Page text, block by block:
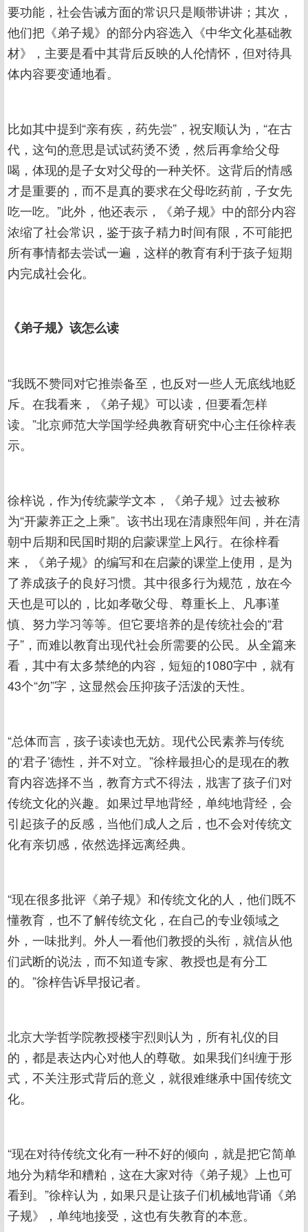
要功能，社会告诫方面的常识只是顺带讲讲；其次，
他们把《弟子规》的部分内容选入《中华文化基础教
材》，主要是看中其背后反映的人伦情怀，但对待具
体内容要变通地看。
比如其中提到“亲有疾，药先尝”，祝安顺认为，“在古
代，这句的意思是试试药烫不烫，然后再拿给父母
喝，体现的是子女对父母的一种关怀。这背后的情感
才是重要的，而不是真的要求在父母吃药前，子女先
吃一吃。”此外，他还表示，《弟子规》中的部分内容
浓缩了社会常识，鉴于孩子精力时间有限，不可能把
所有事情都去尝试一遍，这样的教育有利于孩子短期
内完成社会化。
《弟子规》该怎么读
“我既不赞同对它推崇备至，也反对一些人无底线地贬
斥。在我看来，《弟子规》可以读，但要看怎样
读。”北京师范大学国学经典教育研究中心主任徐梓表
示。
徐梓说，作为传统蒙学文本，《弟子规》过去被称
为“开蒙养正之上乘”。该书出现在清康熙年间，并在清
朝中后期和民国时期的启蒙课堂上风行。在徐梓看
来，《弟子规》的编写和在启蒙的课堂上使用，是为
了养成孩子的良好习惯。其中很多行为规范，放在今
天也是可以的，比如孝敬父母、尊重长上、凡事谨
慎、努力学习等等。但它要培养的是传统社会的“君
子”，而难以教育出现代社会所需要的公民。从全篇来
看，其中有太多禁绝的内容，短短的1080字中，就有
43个“勿”字，这显然会压抑孩子活泼的天性。
“总体而言，孩子读读也无妨。现代公民素养与传统
的‘君子’德性，并不对立。”徐梓最担心的是现在的教
育内容选择不当，教育方式不得法，戕害了孩子们对
传统文化的兴趣。如果过早地背经，单纯地背经，会
引起孩子的反感，当他们成人之后，也不会对传统文
化有亲切感，依然选择远离经典。
“现在很多批评《弟子规》和传统文化的人，他们既不
懂教育，也不了解传统文化，在自己的专业领域之
外，一味批判。外人一看他们教授的头衔，就信从他
们武断的说法，而不知道专家、教授也是有分工
的。”徐梓告诉早报记者。
北京大学哲学院教授楼宇烈则认为，所有礼仪的目
的，都是表达内心对他人的尊敬。如果我们纠缠于形
式，不关注形式背后的意义，就很难继承中国传统文
化。
“现在对待传统文化有一种不好的倾向，就是把它简单
地分为精华和糟粕，这在大家对待《弟子规》上也可
看到。”徐梓认为，如果只是让孩子们机械地背诵《弟
子规》，单纯地接受，这也有失教育的本意。